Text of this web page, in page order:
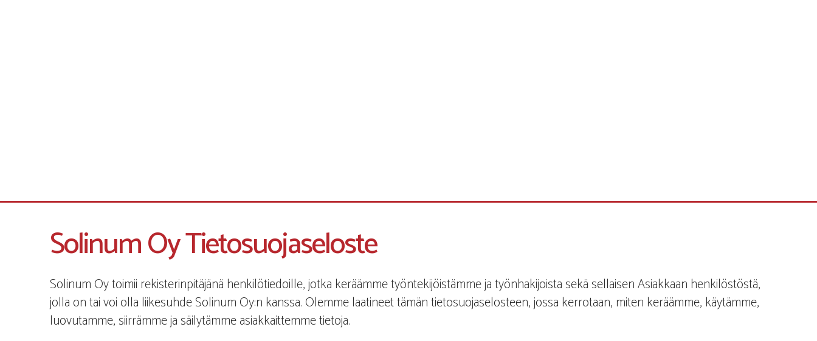
Solinum Oy Tietosuojaseloste
Solinum Oy toimii rekisterinpitäjänä henkilötiedoille, jotka keräämme työntekijöistämme ja työnhakijoista sekä sellaisen Asiakkaan henkilöstöstä,
jolla on tai voi olla liikesuhde Solinum Oy:n kanssa. Olemme laatineet tämän tietosuojaselosteen, jossa kerrotaan, miten keräämme, käytämme,
luovutamme, siirrämme ja säilytämme asiakkaittemme tietoja.